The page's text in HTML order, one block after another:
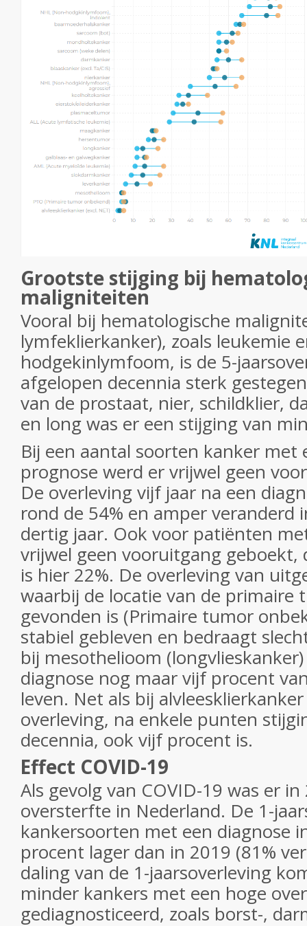
Grootste stijging bij
maligniteiten
Vooral bij hematologische
lymfeklierkanker), zoals leukemie
hodgekinlymfoom, is de 5-
afgelopen decennia sterk
van de prostaat, nier, schildklier,
en long was er een stijging van
Bij een aantal soorten kanker met
prognose werd er vrijwel geen
De overleving vijf jaar na een
rond de 54% en amper veranderd
dertig jaar. Ook voor patiënten
vrijwel geen vooruitgang geboekt,
is hier 22%. De overleving van
waarbij de locatie van de primaire
gevonden is (Primaire tumor
stabiel gebleven en bedraagt
bij mesothelioom
diagnose nog maar vijf procent
leven. Net als bij
overleving, na enkele punten
decennia, ook vijf procent is.
Effect COVID-19
Als gevolg van COVID-19 was er
oversterfte in Nederland. De 1-
kankersoorten met een diagnose
procent lager dan in 2019 (81%
daling van de 1-jaarsoverleving
minder kankers met een hoge
gediagnosticeerd, zoals borst-,